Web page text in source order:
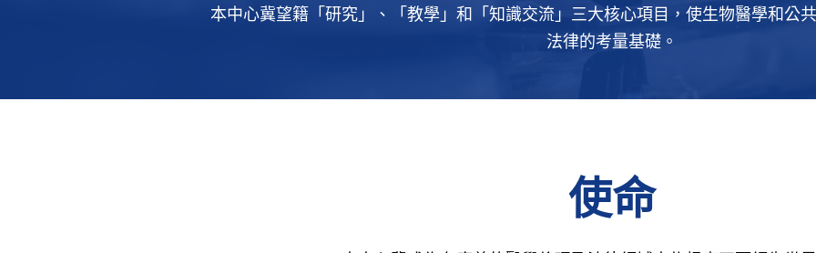
本中心冀望籍「研究」、「教學」和「知識交流」三大核心項目，使生物醫學和公
法律的考量基礎。
使命